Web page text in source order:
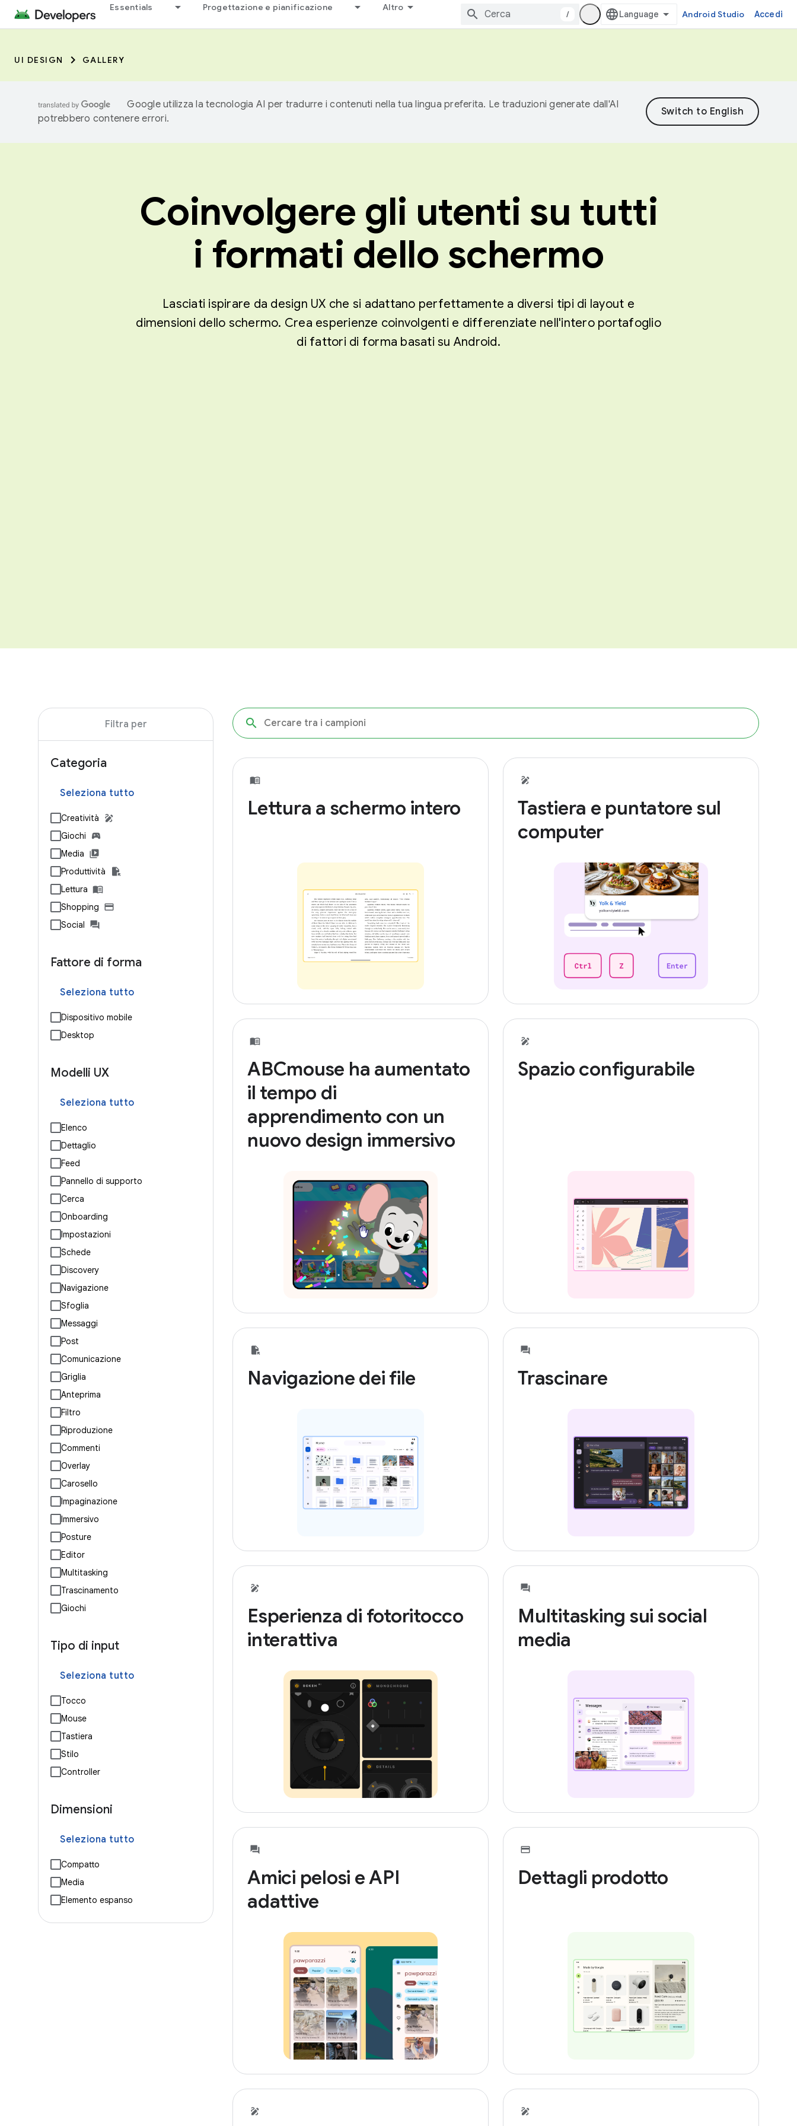
Essentials Progettazione e pianificazione Altro
/ Android Studio Accedi
UI DESIGN GALLERY
Google utilizza la tecnologia AI per tradurre i contenuti nella tua lingua preferita. Le traduzioni generate dall'AI
potrebbero contenere errori.
Coinvolgere gli utenti su tutti
i formati dello schermo
Lasciati ispirare da design UX che si adattano perfettamente a diversi tipi di layout e
dimensioni dello schermo. Crea esperienze coinvolgenti e differenziate nell'intero portafoglio
di fattori di forma basati su Android.
Filtra per
Categoria
Seleziona tutto
Creatività
Giochi
Media
Produttività
Lettura
Shopping
Social
Fattore di forma
Seleziona tutto
Dispositivo mobile
Desktop
Modelli UX
Seleziona tutto
Elenco
Dettaglio
Feed
Pannello di supporto
Cerca
Onboarding
Impostazioni
Schede
Discovery
Navigazione
Sfoglia
Messaggi
Post
Comunicazione
Griglia
Anteprima
Filtro
Riproduzione
Commenti
Overlay
Carosello
Impaginazione
Immersivo
Posture
Editor
Multitasking
Trascinamento
Giochi
Tipo di input
Seleziona tutto
Tocco
Mouse
Tastiera
Stilo
Controller
Dimensioni
Seleziona tutto
Compatto
Media
Elemento espanso
Lettura a schermo intero
Tastiera e puntatore sul
computer
ABCmouse ha aumentato
il tempo di
apprendimento con un
nuovo design immersivo
Spazio configurabile
Navigazione dei file Trascinare
Esperienza di fotoritocco
interattiva
Multitasking sui social
media
Amici pelosi e API
adattive
Dettagli prodotto